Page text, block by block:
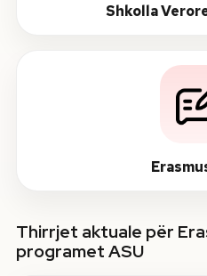
Shkolla
Thirrjet aktuale për
programet ASU